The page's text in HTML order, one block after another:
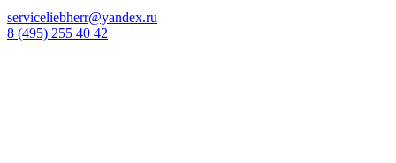
serviceliebherr@yandex.ru
8 (495) 255 40 42